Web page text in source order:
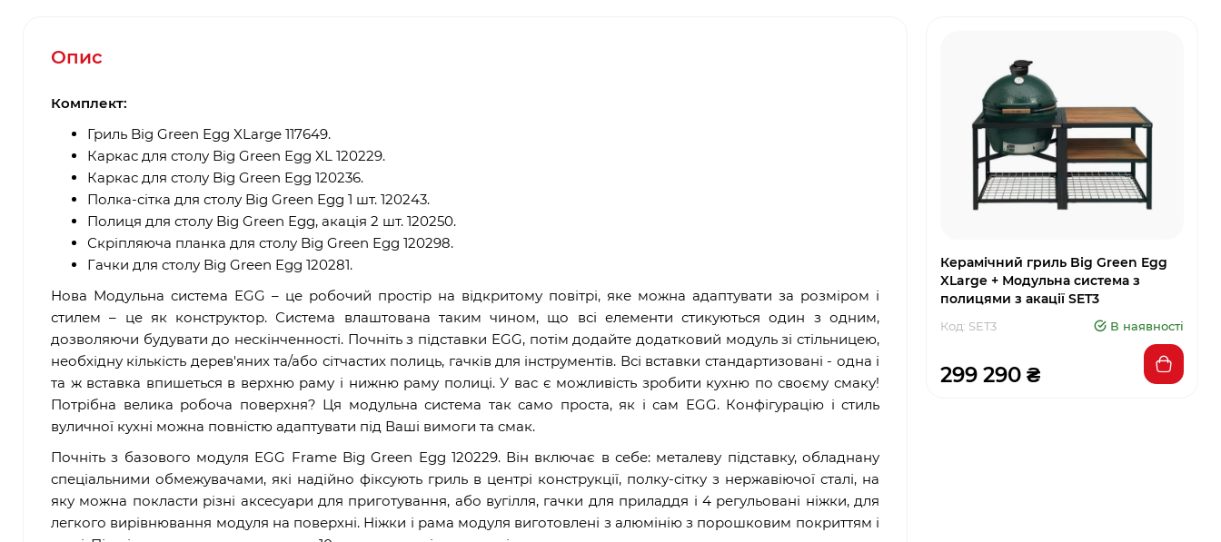
Опис
Комплект:
Гриль Big Green Egg XLarge 117649.
Каркас для столу Big Green Egg XL 120229.
Каркас для столу Big Green Egg 120236.
Полка-сітка для столу Big Green Egg 1 шт. 120243.
Полиця для столу Big Green Egg, акація 2 шт. 120250.
Скріпляюча планка для столу Big Green Egg 120298.
Гачки для столу Big Green Egg 120281.
Нова Модульна система EGG – це робочий простір на відкритому повітрі, яке можна адаптувати за розміром і
стилем – це як конструктор.Система влаштована таким чином, що всі елементи стикуються один з одним,
дозволяючи будувати до нескінченності. Почніть з підставки EGG, потім додайте додатковий модуль зі стільницею,
необхідну кількість дерев'яних та/або сітчастих полиць, гачків для інструментів. Всі вставки стандартизовані - одна і
та ж вставка впишеться в верхню раму і нижню раму полиці. У вас є можливість зробити кухню по своєму смаку!
Потрібна велика робоча поверхня? Ця модульна система так само проста, як і сам EGG. Конфігурацію і стиль
вуличної кухні можна повністю адаптувати під Ваші вимоги та смак.
Почніть з базового модуля EGG Frame Big Green Egg 120229.Він включає в себе: металеву підставку, обладнану
спеціальними обмежувачами, які надійно фіксують гриль в центрі конструкції, полку-сітку з нержавіючої сталі, на
яку можна покласти різні аксесуари для приготування, або вугілля, гачки для приладдя і 4 регульовані ніжки, для
легкого вирівнювання модуля на поверхні. Ніжки і рама модуля виготовлені з алюмінію з порошковим покриттям і
Керамічний гриль Big Green Egg
XLarge + Модульна система з
полицями з акації SET3
Код: SET3 В наявності
299 290 ₴